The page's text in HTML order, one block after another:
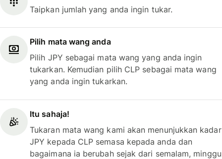
Taipkan jumlah yang anda ingin tukar.
Pilih mata wang anda
Pilih JPY sebagai mata wang yang anda ingin
tukarkan. Kemudian pilih CLP sebagai mata wang
yang anda ingin tukarkan.
Itu sahaja!
Tukaran mata wang kami akan menunjukkan kadar
JPY kepada CLP semasa kepada anda dan
bagaimana ia berubah sejak dari semalam, minggu